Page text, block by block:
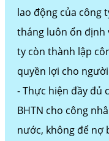
lao động của công
tháng luôn ổn định
ty còn thành lập
quyền lợi cho
- Thực hiện đầy đủ
BHTN cho công
nước, không để nợ